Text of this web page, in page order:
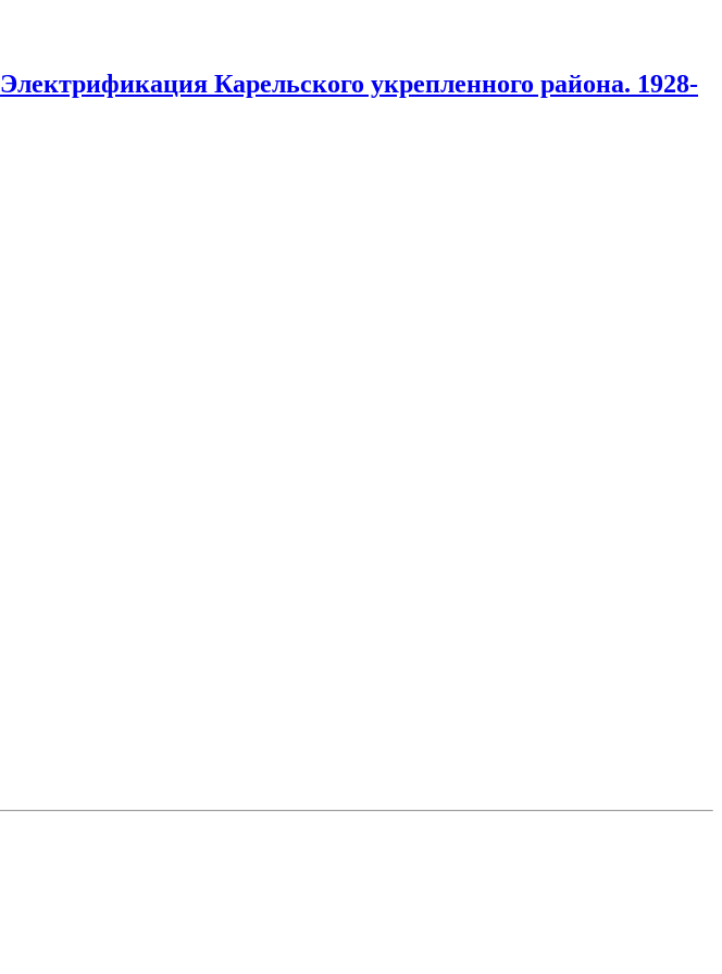
Электрификация Карельского укрепленного района. 1928-